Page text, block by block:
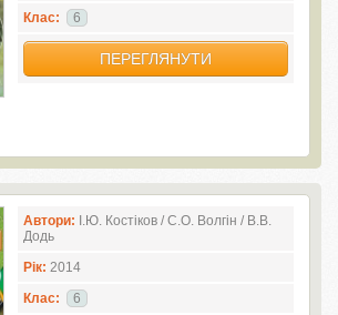
Клас:
6
ПЕРЕГЛЯНУТИ
Автори: І.Ю. Костіков / С.О. Волгін / В.В.
Додь
Рік: 2014
Клас:
6